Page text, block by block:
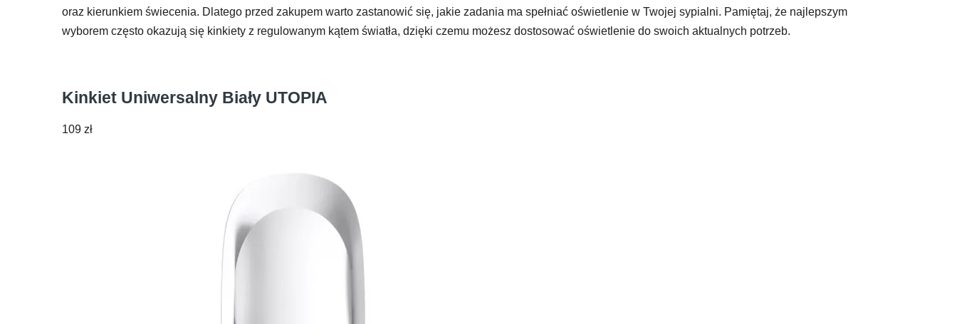
oraz kierunkiem świecenia. Dlatego przed zakupem warto zastanowić się, jakie zadania ma spełniać oświetlenie w Twojej sypialni. Pamiętaj, że najlepszym
wyborem często okazują się kinkiety z regulowanym kątem światła, dzięki czemu możesz dostosować oświetlenie do swoich aktualnych potrzeb.
Kinkiet Uniwersalny Biały UTOPIA
109 zł